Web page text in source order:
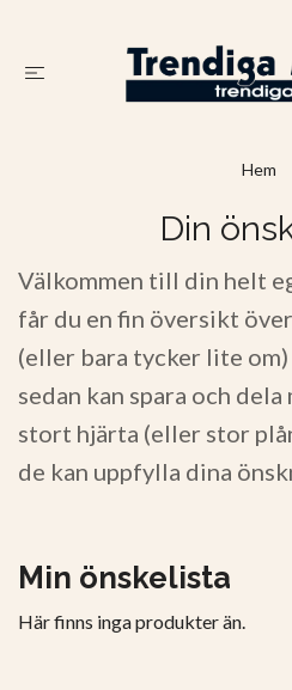
Hem
Din
Välkommen till din helt
får du en fin översikt
(eller bara tycker lite
sedan kan spara och
stort hjärta (eller stor
de kan uppfylla dina
Min önskelista
Här finns inga produkter än.